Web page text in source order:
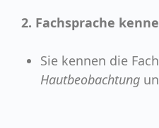
2. Fachsprache
Sie kennen die
Hautbeobachtung